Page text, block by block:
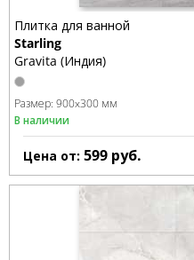
Плитка для ванной
Starling
Gravita (Индия)
Размер: 900x300 мм
В наличии
Цена от: 599 руб.